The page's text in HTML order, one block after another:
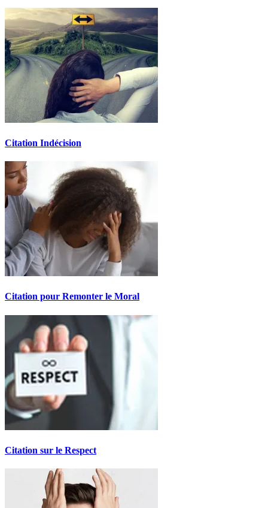
Citation Indécision
Citation pour Remonter le Moral
Citation sur le Respect